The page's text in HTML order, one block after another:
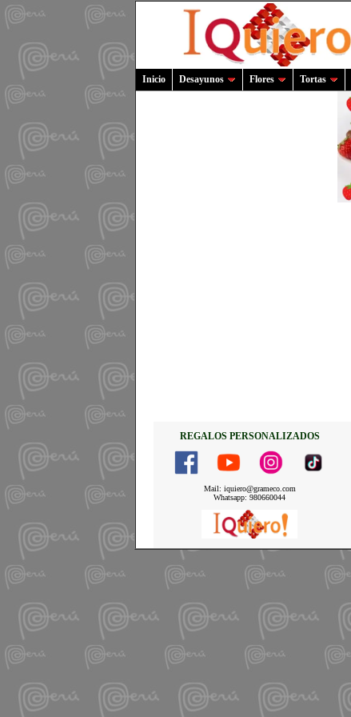
Inicio Desayunos Flores Tortas
REGALOS PERSONALIZADOS
Mail: iquiero@grameco.com
Whatsapp: 980660044